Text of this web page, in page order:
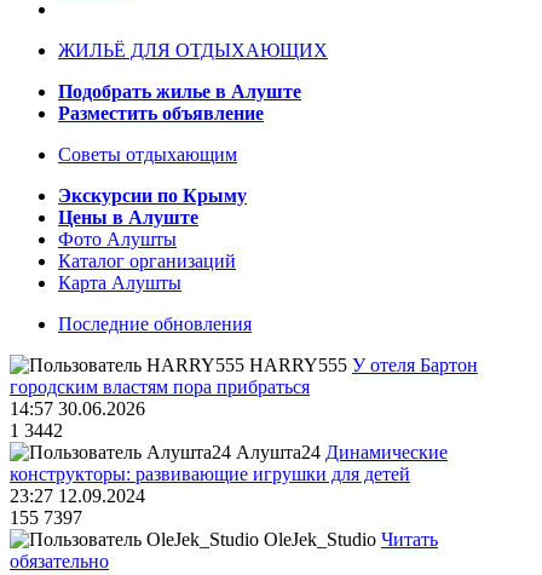
ЖИЛЬЁ ДЛЯ ОТДЫХАЮЩИХ
Подобрать жилье в Алуште
Разместить объявление
Советы отдыхающим
Экскурсии по Крыму
Цены в Алуште
Фото Алушты
Каталог организаций
Карта Алушты
Последние обновления
HARRY555 У отеля Бартон
городским властям пора прибраться
14:57 30.06.2026
1 3442
Алушта24 Динамические
конструкторы: развивающие игрушки для детей
23:27 12.09.2024
155 7397
OleJek_Studio Читать
обязательно